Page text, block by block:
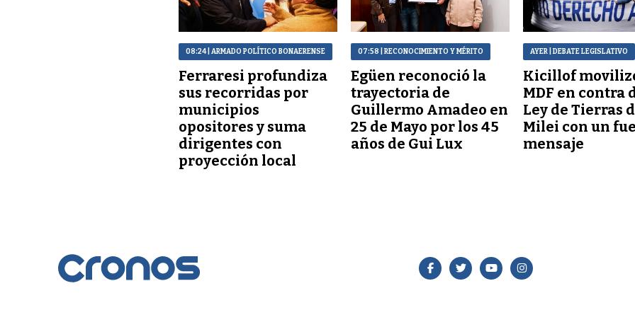
08:24| ARMADO POLÍTICO BONAERENSE
Ferraresi profundiza
sus recorridas por
municipios
opositores y suma
dirigentes con
proyección local
07:58 | RECONOCIMIENTO Y MÉRITO
Egüen reconoció la
trayectoria de
Guillermo Amadeo en
25 de Mayo por los 45
años de Gui Lux
AYER | DEBATE LEGISLATIVO
Kicillof
MDF en contra
Ley de Tierras
Milei con un
mensaje